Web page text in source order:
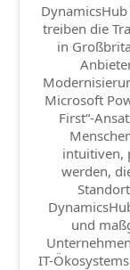
treiben die
in
Microsoft
First“-
intuitiven,
werden,
und
IT-